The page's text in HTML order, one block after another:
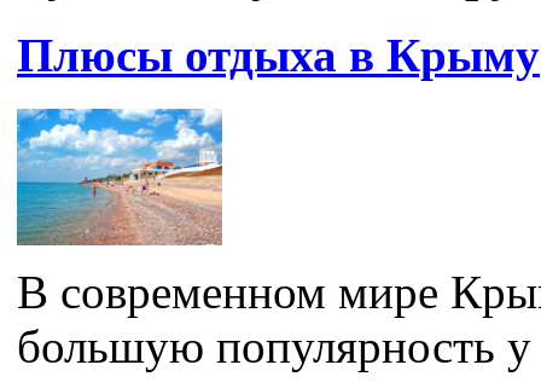
Плюсы отдыха в Крыму
В современном мире
большую популярность